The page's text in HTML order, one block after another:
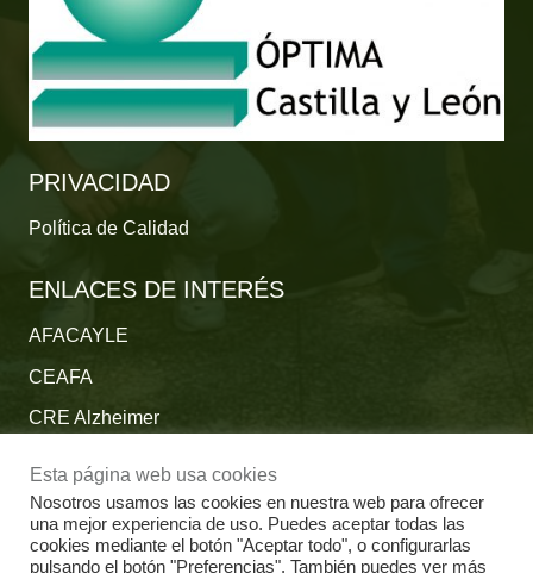
PRIVACIDAD
Política de Calidad
ENLACES DE INTERÉS
AFACAYLE
CEAFA
CRE Alzheimer
Fundación Cien
Plataforma del Voluntariado de España
Esta página web usa cookies
Nosotros usamos las cookies en nuestra web para ofrecer
una mejor experiencia de uso. Puedes aceptar todas las
cookies mediante el botón "Aceptar todo", o configurarlas
pulsando el botón "Preferencias". También puedes ver más